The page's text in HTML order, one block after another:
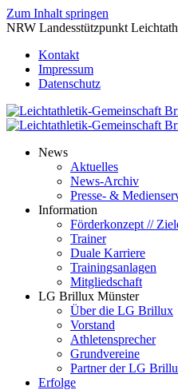
Zum Inhalt springen
NRW Landesstützpunkt
Kontakt
Impressum
Datenschutz
News
Aktuelles
News-Archiv
Presse- &
Information
Förderkonzept //
Trainer
Duale Karriere
Trainingsanlagen
Mitgliedschaft
LG Brillux Münster
Über die LG Brillux
Vorstand
Athletensprecher
Grundvereine
Partner der LG
Erfolge